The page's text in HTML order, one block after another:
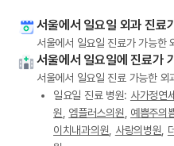
서울에서 일요일 외과 진료
서울에서 일요일 진료가 가능한
서울에서 일요일에 진료가
서울에서 일요일 진료 가능한
일요일 진료 병원: 사가정연
원
엠플러스의원 예쁨주의
이치내과의원
사랑의병원